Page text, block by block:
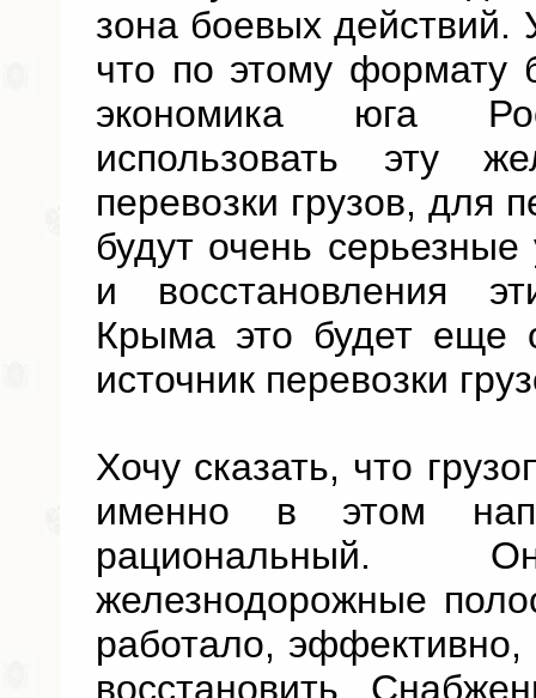
зона боевых действий.
что по этому формату
экономика юга
использовать эту
перевозки грузов, для
будут очень
и восстановления
Крыма это будет еще
источник перевозки
Хочу сказать, что
именно в этом
железнодорожные
работало, эффективно,
восстановить.